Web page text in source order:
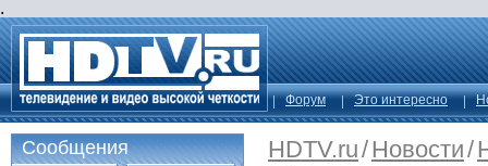
.
Форум Это интересно
HDTV.ru/Новости/
Сообщения